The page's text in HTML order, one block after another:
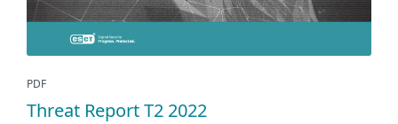
PDF
Threat Report T2 2022